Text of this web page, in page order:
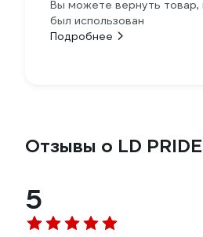
Вы можете вернуть товар,
был использован
Подробнее
Отзывы о LD
5